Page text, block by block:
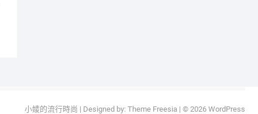
小婈的流行時尚 | Designed by: Theme Freesia | © 2026 WordPress